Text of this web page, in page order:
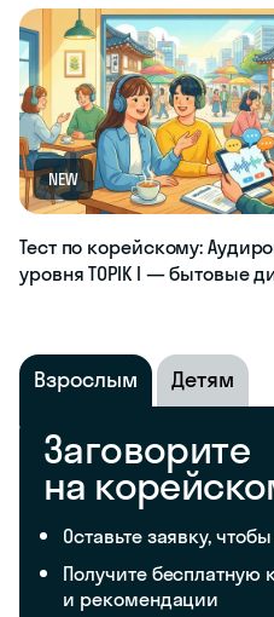
NEW
Тест по корейскому:
уровня TOPIK I — бытовые
Взрослым Детям
Заговорите
на
Оставьте заявку,
Получите бесплатную
и рекомендации